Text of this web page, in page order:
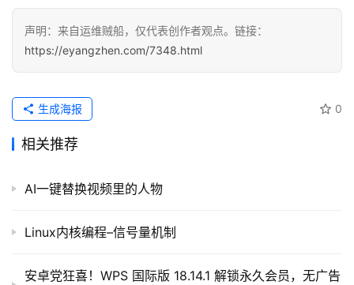
声明：来自运维贼船，仅代表创作者观点。链接：
https://eyangzhen.com/7348.html
0
生成海报
相关推荐
AI一键替换视频里的人物
Linux内核编程–信号量机制
安卓党狂喜！WPS 国际版 18.14.1 解锁永久会员，无广告